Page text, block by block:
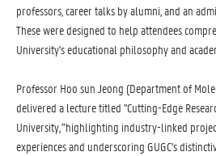
professors, career talks by alumni, and an
These were designed to help attendees
University's educational philosophy and
Professor Hoo sun Jeong (Department of
delivered a lecture titled "Cutting-Edge
University,"highlighting industry-linked
experiences and underscoring GUGC's